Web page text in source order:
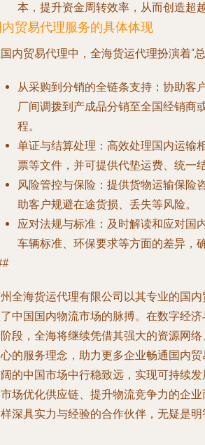
本，提升资金周转效率，从而创造超
贸易代理服务的具体体现
内贸易代理中，全海货运代理扮演着“总
从采购到分销的全链条支持 ：协助客
厂间调拨到产成品分销至全国经销商
程。
单证与结算处理 ：高效处理国内运输
票等文件，并可提供代垫运费、统一
风险管控与保险 ：提供货物运输保险
助客户规避在途货损、丢失等风险。
应对法规与标准 ：及时解读和应对国
车辆标准、环保要求等方面的差异，
全海货运代理有限公司以其专业的国
中国国内物流市场的脉搏。在数字经
段，全海将继续凭借其强大的资源网
的服务理念，助力更多企业畅通国内贸
的中国市场中行稳致远，实现可持续
场优化供应链、提升物流竞争力的企
深具实力与经验的合作伙伴，无疑是明